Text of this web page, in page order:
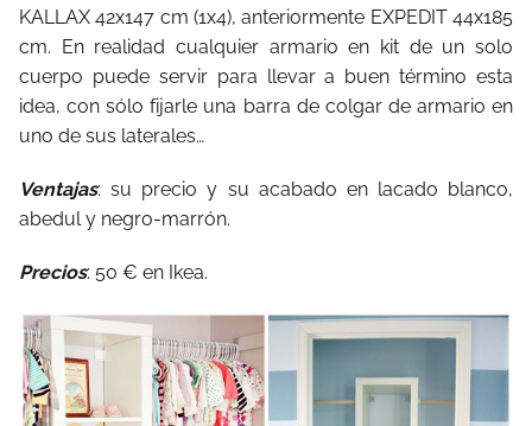
KALLAX 42x147 cm (1x4), anteriormente EXPEDIT 44x185
cm. En realidad cualquier armario en kit de un solo
cuerpo puede servir para llevar a buen término esta
idea, con sólo fijarle una barra de colgar de armario en
uno de sus laterales…
Ventajas: su precio y su acabado en lacado blanco,
abedul y negro-marrón.
Precios: 50 € en Ikea.